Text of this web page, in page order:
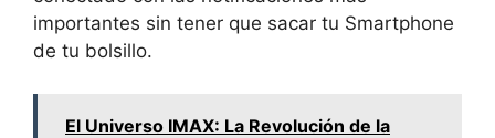
importantes sin tener que sacar tu Smartphone
de tu bolsillo.
El Universo IMAX: La Revolución de la